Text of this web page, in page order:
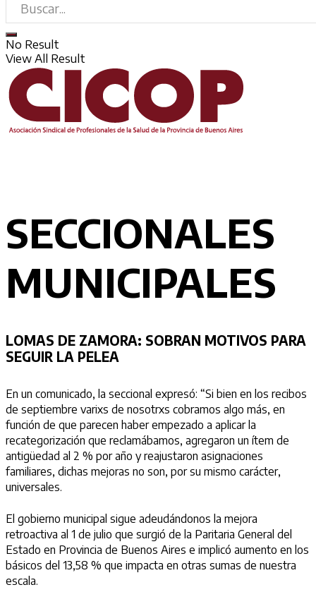
No Result
View All Result
SECCIONALES
MUNICIPALES
LOMAS DE ZAMORA: SOBRAN MOTIVOS PARA
SEGUIR LA PELEA
En un comunicado, la seccional expresó: “Si bien en los recibos
de septiembre varixs de nosotrxs cobramos algo más, en
función de que parecen haber empezado a aplicar la
recategorización que reclamábamos, agregaron un ítem de
antigüedad al 2 % por año y reajustaron asignaciones
familiares, dichas mejoras no son, por su mismo carácter,
universales.
El gobierno municipal sigue adeudándonos la mejora
retroactiva al 1 de julio que surgió de la Paritaria General del
Estado en Provincia de Buenos Aires e implicó aumento en los
básicos del 13,58 % que impacta en otras sumas de nuestra
escala.